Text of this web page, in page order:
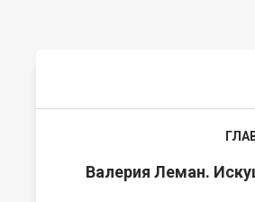
Валерия Леман.